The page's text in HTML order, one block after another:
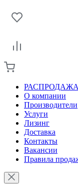
О компании
Производители
Услуги
Лизинг
Доставка
Контакты
Вакансии
Правила